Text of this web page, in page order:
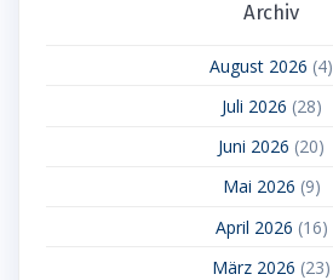
Archiv
August 2026 (4)
Juli 2026 (28)
Juni 2026 (20)
Mai 2026 (9)
April 2026 (16)
März 2026 (23)